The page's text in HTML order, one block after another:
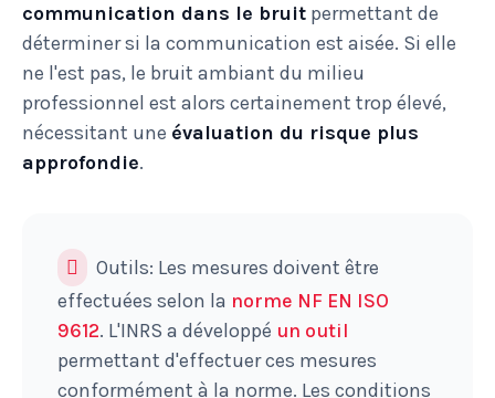
communication dans le bruit permettant de
déterminer si la communication est aisée. Si elle
ne l'est pas, le bruit ambiant du milieu
professionnel est alors certainement trop élevé,
nécessitant une évaluation du risque plus
approfondie.
Outils: Les mesures doivent être
effectuées selon la norme NF EN ISO
9612. L'INRS a développé un outil
permettant d'effectuer ces mesures
conformément à la norme. Les conditions